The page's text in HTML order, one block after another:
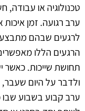
טכנולוגיה או עבודה,
ערב רגועה. זמן איכות
לרגעים שבהם מתבצע
הרגעים הללו
תחושת שייכות. כאשר
ולדבר על היום שעבר,
ערב קבוע בשבוע שבו